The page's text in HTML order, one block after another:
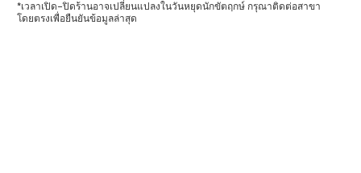
*เวลาเปิด–ปิดร้านอาจเปลี่ยนแปลงในวันหยุดนักขัตฤกษ์ กรุณาติดต่อสาขา
โดยตรงเพื่อยืนยันข้อมูลล่าสุด